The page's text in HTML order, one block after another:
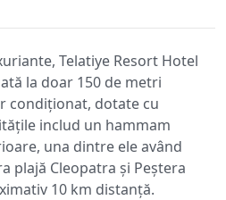
Telatiye Resort Hotel
la doar 150 de metri
condiționat, dotate cu
includ un hammam
una dintre ele având
plajă Cleopatra și Peștera
10 km distanță.